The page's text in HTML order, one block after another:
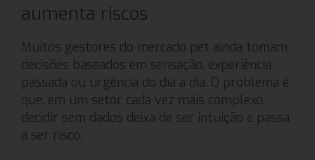
aumenta riscos
Muitos gestores do mercado pet ainda tomam
decisões baseados em sensação, experiência
passada ou urgência do dia a dia. O problema é
que, em um setor cada vez mais complexo,
decidir sem dados deixa de ser intuição e passa
a ser risco.